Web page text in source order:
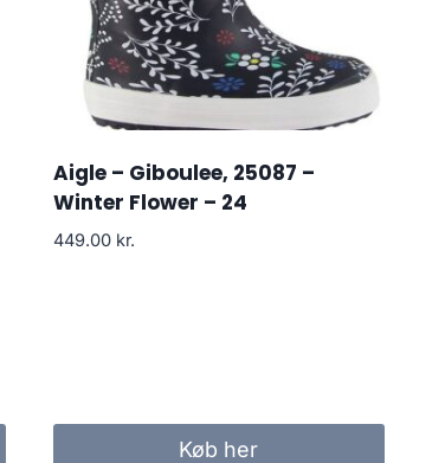
Aigle – Giboulee, 25087 –
Winter Flower – 24
449.00 kr.
Køb her